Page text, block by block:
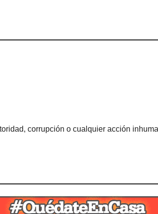
corrupción o cualquier acción